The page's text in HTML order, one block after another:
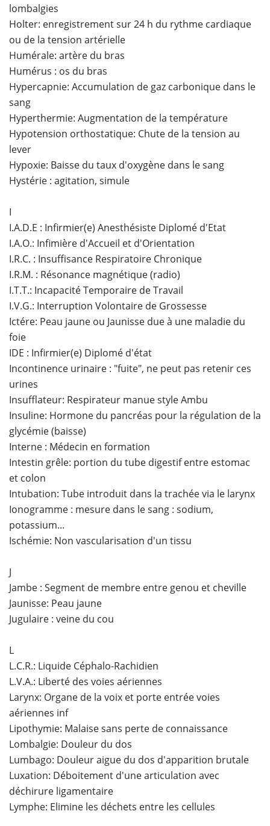
lombalgies
Holter: enregistrement sur 24 h du rythme cardiaque
ou de la tension artérielle
Humérale: artère du bras
Humérus : os du bras
Hypercapnie: Accumulation de gaz carbonique dans le
sang
Hyperthermie: Augmentation de la température
Hypotension orthostatique: Chute de la tension au
lever
Hypoxie: Baisse du taux d'oxygène dans le sang
Hystérie : agitation, simule
I
I.A.D.E : Infirmier(e) Anesthésiste Diplomé d'Etat
I.A.O.: Infimière d'Accueil et d'Orientation
I.R.C. : Insuffisance Respiratoire Chronique
I.R.M. : Résonance magnétique (radio)
I.T.T.: Incapacité Temporaire de Travail
I.V.G.: Interruption Volontaire de Grossesse
Ictére: Peau jaune ou Jaunisse due à une maladie du
foie
IDE : Infirmier(e) Diplomé d'état
Incontinence urinaire : "fuite", ne peut pas retenir ces
urines
Insufflateur: Respirateur manue style Ambu
Insuline: Hormone du pancréas pour la régulation de la
glycémie (baisse)
Interne : Médecin en formation
Intestin grêle: portion du tube digestif entre estomac
et colon
Intubation: Tube introduit dans la trachée via le larynx
Ionogramme : mesure dans le sang : sodium,
potassium...
Ischémie: Non vascularisation d'un tissu
J
Jambe : Segment de membre entre genou et cheville
Jaunisse: Peau jaune
Jugulaire : veine du cou
L
L.C.R.: Liquide Céphalo-Rachidien
L.V.A.: Liberté des voies aériennes
Larynx: Organe de la voix et porte entrée voies
aériennes inf
Lipothymie: Malaise sans perte de connaissance
Lombalgie: Douleur du dos
Lumbago: Douleur aigue du dos d'apparition brutale
Luxation: Déboitement d'une articulation avec
déchirure ligamentaire
Lymphe: Elimine les déchets entre les cellules